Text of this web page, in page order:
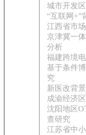
城市开发
“互联网+”
江西省市
京津冀一
分析
福建跨境
基于条件
究
新医改背
成渝经济
沈阳地区
查研究
江苏省中